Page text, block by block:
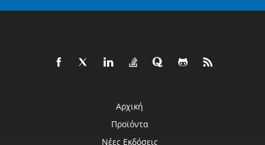
Αρχική
Προϊόντα
Νέες Εκδόσεις